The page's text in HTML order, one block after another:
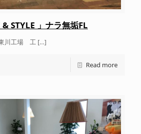
STYLE 」ナラ無垢FL
東川工場 工 […]
Read more